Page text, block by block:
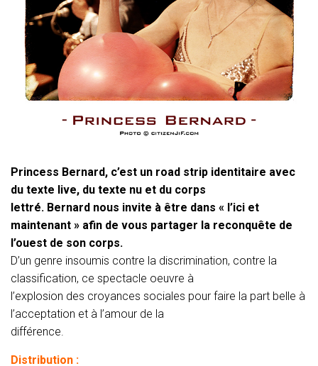
Princess Bernard, c’est un road strip identitaire avec
du texte live, du texte nu et du corps
lettré. Bernard nous invite à être dans « l’ici et
maintenant » afin de vous partager la reconquête de
l’ouest de son corps.
D’un genre insoumis contre la discrimination, contre la
classification, ce spectacle oeuvre à
l’explosion des croyances sociales pour faire la part belle à
l’acceptation et à l’amour de la
différence.
Distribution :